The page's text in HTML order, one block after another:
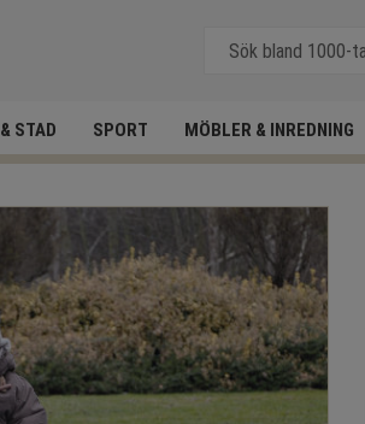
STAD SPORT MÖBLER & INREDNING